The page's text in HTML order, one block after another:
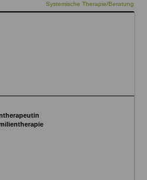
Systemische Therapie/Beratung